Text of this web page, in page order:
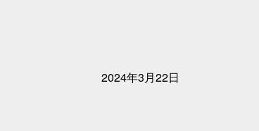
2024年3月22日